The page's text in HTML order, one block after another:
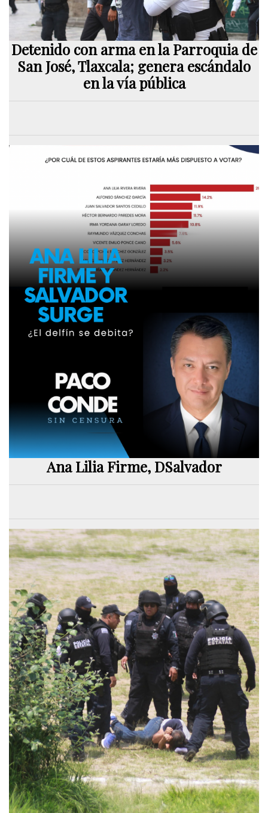
Detenido con arma en la Parroquia de
San José, Tlaxcala; genera escándalo
en la vía pública
Ana Lilia Firme, DSalvador